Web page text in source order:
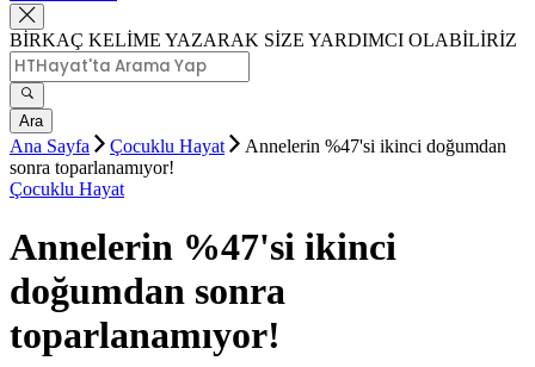
BİRKAÇ KELİME YAZARAK SİZE YARDIMCI OLABİLİRİZ
Ara
Ana Sayfa Çocuklu Hayat
Annelerin %47'si ikinci doğumdan
sonra toparlanamıyor!
Çocuklu Hayat
Annelerin %47'si ikinci
doğumdan sonra
toparlanamıyor!